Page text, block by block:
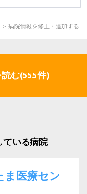
＞ 病院情報を修正・追加する
む(555件)
ている病院
ま医療セン